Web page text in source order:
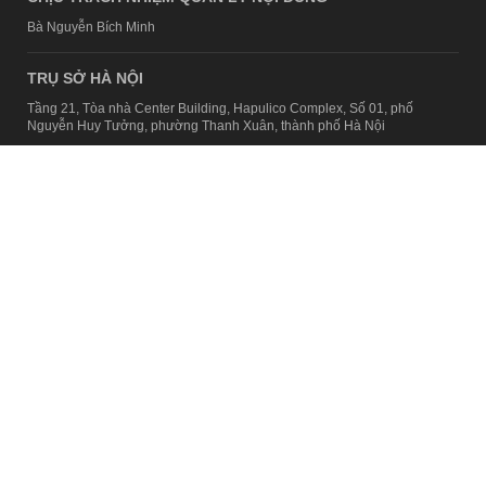
Bà Nguyễn Bích Minh
TRỤ SỞ HÀ NỘI
Tầng 21, Tòa nhà Center Building, Hapulico Complex, Số 01, phố
Nguyễn Huy Tưởng, phường Thanh Xuân, thành phố Hà Nội